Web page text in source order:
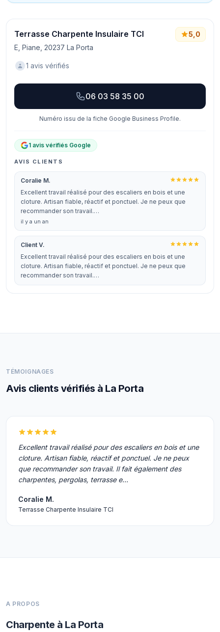
Terrasse Charpente Insulaire TCI
E, Piane, 20237 La Porta
5,0
1 avis vérifiés
06 03 58 35 00
Numéro issu de la fiche Google Business Profile.
1 avis vérifiés Google
AVIS CLIENTS
Coralie M.
Excellent travail réalisé pour des escaliers en bois et une
cloture. Artisan fiable, réactif et ponctuel. Je ne peux que
recommander son travail.…
il y a un an
Client V.
Excellent travail réalisé pour des escaliers en bois et une
cloture. Artisan fiable, réactif et ponctuel. Je ne peux que
recommander son travail.…
TÉMOIGNAGES
Avis clients vérifiés à La Porta
Excellent travail réalisé pour des escaliers en bois et une
cloture. Artisan fiable, réactif et ponctuel. Je ne peux
que recommander son travail. Il fait également des
charpentes, pergolas, terrasse e…
Coralie M.
Terrasse Charpente Insulaire TCI
A PROPOS
Charpente à La Porta